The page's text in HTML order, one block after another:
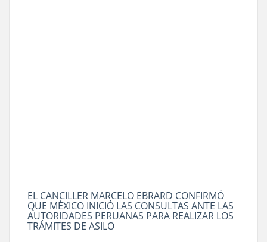
EL CANCILLER MARCELO EBRARD CONFIRMÓ
QUE MÉXICO INICIÓ LAS CONSULTAS ANTE LAS
AUTORIDADES PERUANAS PARA REALIZAR LOS
TRÁMITES DE ASILO